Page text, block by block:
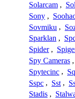
Solarcam ,
Sony ,
Sovmiku ,
Sparklan ,
Spider ,
Spy Cameras ,
Spytecinc ,
Sspc , Sst ,
Stadis ,